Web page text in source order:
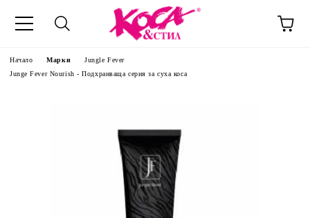
Начало Марки
Jungle Fever
Junge Fever Nourish - Подхранваща серия за суха коса